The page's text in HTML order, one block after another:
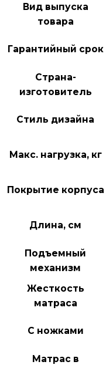
Вид выпуска
товара
Гарантийный срок
Страна-
изготовитель
Стиль дизайна
Макс. нагрузка, кг
Покрытие корпуса
Длина, см
Подъемный
механизм
Жесткость
матраса
С ножками
Матрас в